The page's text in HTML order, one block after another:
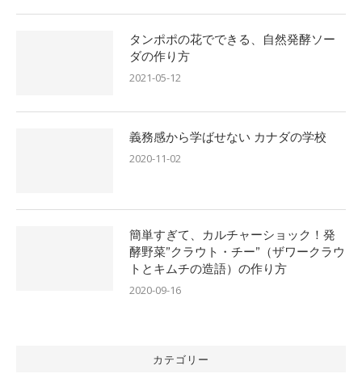
タンポポの花でできる、自然発酵ソー
ダの作り方
2021-05-12
義務感から学ばせない カナダの学校
2020-11-02
簡単すぎて、カルチャーショック！発
酵野菜”クラウト・チー”（ザワークラウ
トとキムチの造語）の作り方
2020-09-16
カテゴリー